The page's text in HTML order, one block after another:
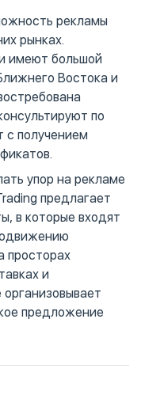
рекламы
рынках.
имеют большой
Востока и
по
с получением
упор на рекламе
предлагает
в которые входят
просторах
и
предложение